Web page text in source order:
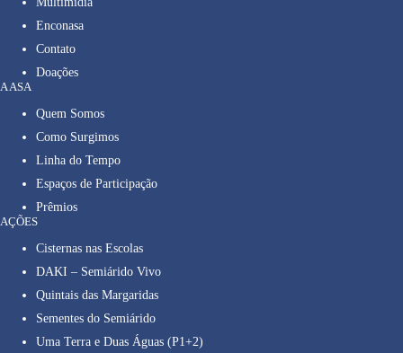
Enconasa
Contato
Doações
A ASA
Quem Somos
Como Surgimos
Linha do Tempo
Espaços de Participação
Prêmios
AÇÕES
Cisternas nas Escolas
DAKI – Semiárido Vivo
Quintais das Margaridas
Sementes do Semiárido
Uma Terra e Duas Águas (P1+2)